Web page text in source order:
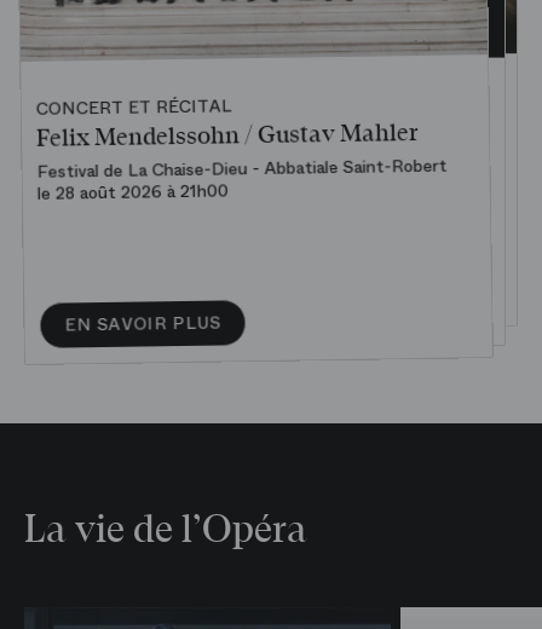
CONCERT ET RÉCITAL
Felix Mendelssohn / Gustav Mahler
Festival de La Chaise-Dieu - Abbatiale Saint-Robert
le 28 août 2026 à 21h00
EN SAVOIR PLUS
CONCERT ET RÉCITAL
Au Bord de l’eau
Midi musical
Palais Garnier
EN SAVOIR PLUS
CONCERT ET RÉCITAL DE L'ACADÉMIE
Concert d’ouverture de la saison
Académie
Artistes de l’Académie
Amphithéâtre Olivier Messiaen
La vie de l’Opéra